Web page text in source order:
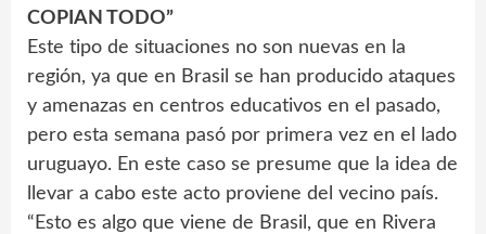
COPIAN TODO”
Este tipo de situaciones no son nuevas en la
región, ya que en Brasil se han producido ataques
y amenazas en centros educativos en el pasado,
pero esta semana pasó por primera vez en el lado
uruguayo. En este caso se presume que la idea de
llevar a cabo este acto proviene del vecino país.
“Esto es algo que viene de Brasil, que en Rivera